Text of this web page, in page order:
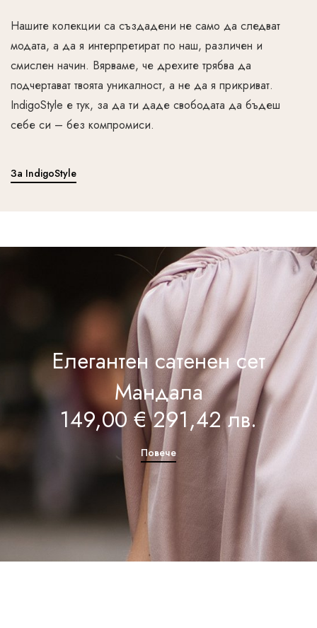
Нашите колекции са създадени не само да следват
модата, а да я интерпретират по наш, различен и
смислен начин. Вярваме, че дрехите трябва да
подчертават твоята уникалност, а не да я прикриват.
IndigoStyle е тук, за да ти даде свободата да бъдеш
себе си – без компромиси.
За IndigoStyle
Елегантен сатенен сет
Мандала
149,00 € 291,42 лв.
Повече